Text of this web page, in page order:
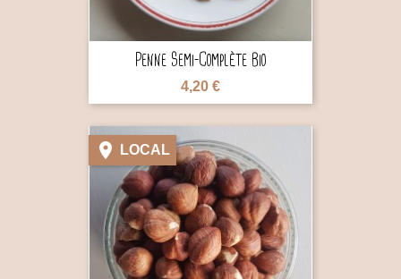
Penne Semi-Complète Bio
4,20 €

 LOCAL